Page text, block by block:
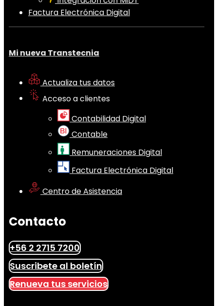
Factura Electrónica Digital
Mi nueva Transtecnia
Actualiza tus datos
Acceso a clientes
Contabilidad Digital
Contable
Remuneraciones Digital
Factura Electrónica Digital
Centro de Asistencia
Contacto
+56 2 2715 7200
Suscribete al boletín
Renueva tus servicios